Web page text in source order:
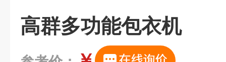
高群多功能包衣机